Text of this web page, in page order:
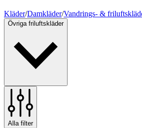
Kläder/Damkläder/Vandrings- &
Övriga friluftskläder
Alla filter